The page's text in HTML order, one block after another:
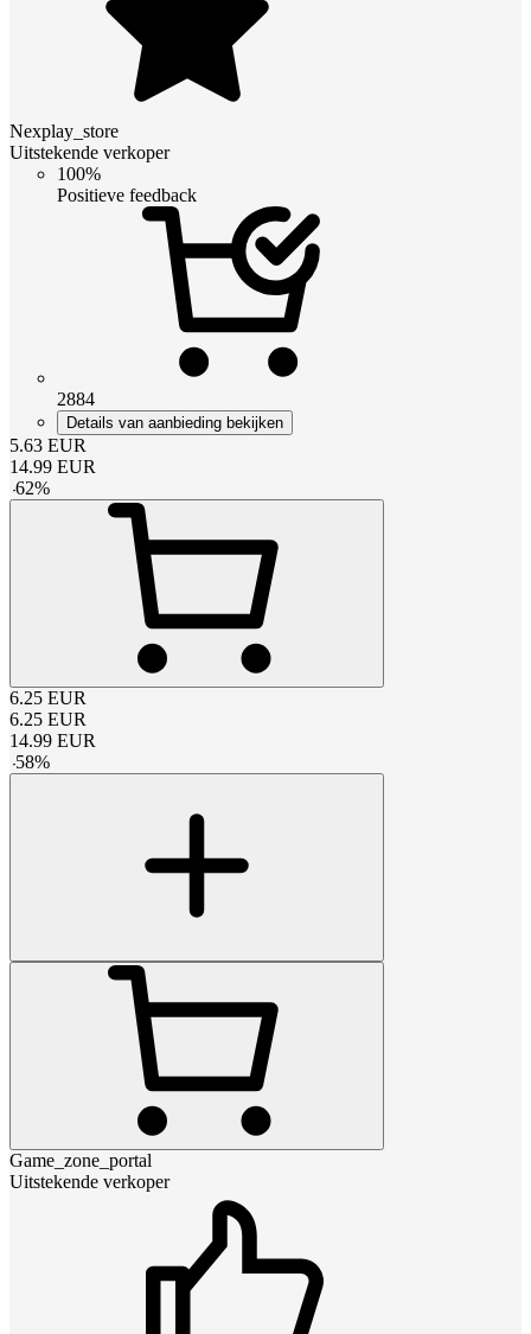
Nexplay_store
Uitstekende verkoper
100%
Positieve feedback
2884
Details van aanbieding bekijken
5.63 EUR
14.99 EUR
-62%
6.25 EUR
6.25 EUR
14.99 EUR
-58%
Game_zone_portal
Uitstekende verkoper